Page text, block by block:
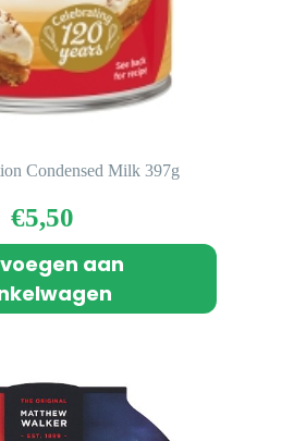
Condensed Milk 397g
€5,50
aan